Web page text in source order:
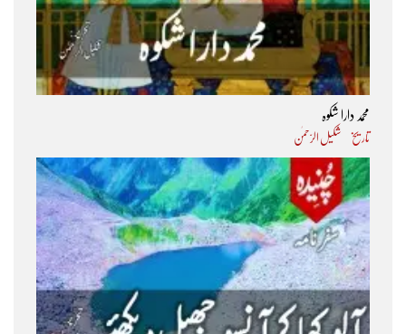
محمد دارا شکوہ
تاریخ شکیل الرّحمٰن